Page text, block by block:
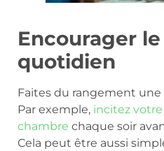
Encourager
quotidien
Faites du rangement
Par exemple, incitez votre
chambre chaque soir
Cela peut être aussi